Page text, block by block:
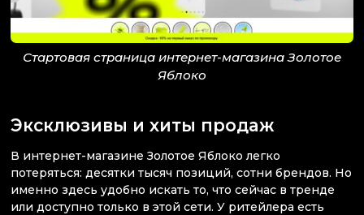
Стартовая страница интернет-магазина Золотое
Яблоко
Эксклюзивы и хиты продаж
В интернет-магазине Золотое Яблоко легко
потеряться: десятки тысяч позиций, сотни брендов. Но
именно здесь удобно искать то, что сейчас в тренде
или доступно только в этой сети. У ритейлера есть